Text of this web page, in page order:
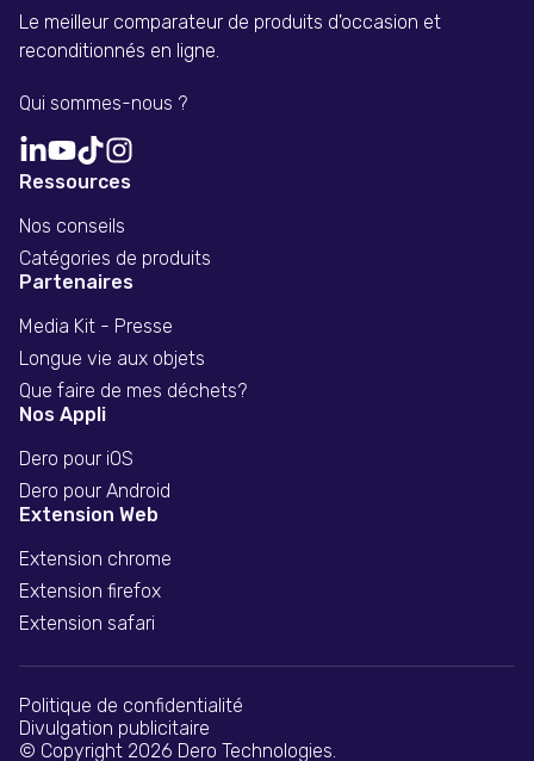
Le meilleur comparateur de produits d'occasion et
reconditionnés en ligne.
Qui sommes-nous ?
Ressources
Nos conseils
Catégories de produits
Partenaires
Media Kit - Presse
Longue vie aux objets
Que faire de mes déchets?
Nos Appli
Dero pour iOS
Dero pour Android
Extension Web
Extension chrome
Extension firefox
Extension safari
© Copyright 2026 Dero Technologies.
Politique de confidentialité
Divulgation publicitaire